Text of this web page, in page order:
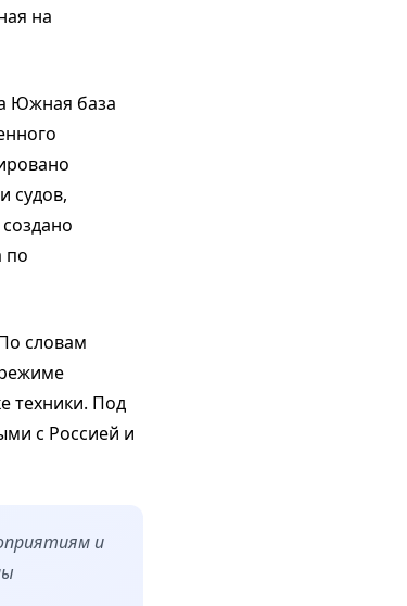
на
Южная база
судов,
по
словам
техники. Под
с Россией и
и